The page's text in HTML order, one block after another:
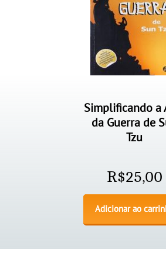
Simplificando a
da Guerra de
Tzu
R$25,00
Adicionar ao